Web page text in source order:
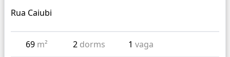
Rua Caiubi
69 m² 2 dorms 1vaga